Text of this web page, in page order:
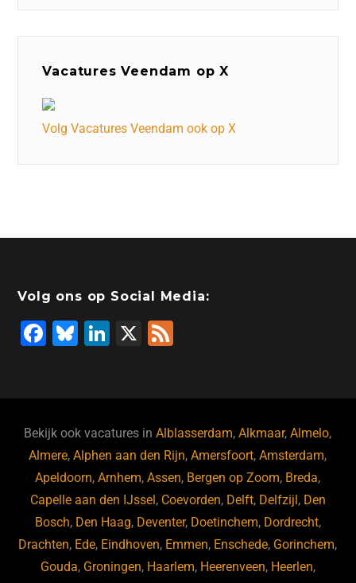
Vacatures Veendam op X
Volg Vacatures Veendam ook op X
Volg ons op Social Media:
F
b
o
o
k
Bl
ky
Li
dI
n
X
Bekijk ook vacatures inAlblasserdam,Alkmaar,Almelo,
Almere,Alphen aan den Rijn,Amersfoort,Amsterdam,
Apeldoorn,Arnhem,Assen, Bergen op Zoom, Breda,
Capelle aan den IJssel, Coevorden, Delft, Delfzijl, Den
Bosch, Den Haag, Deventer, Doetinchem, Dordrecht,
Drachten, Ede, Eindhoven, Emmen, Enschede, Gorinchem,
Gouda, Groningen, Haarlem, Heerenveen, Heerlen,